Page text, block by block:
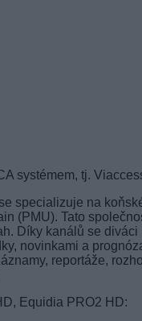
systémem, tj.
specializuje na
(PMU). Tato
Díky kanálů se diváci
novinkami a
reportáže,
Equidia PRO2 HD: